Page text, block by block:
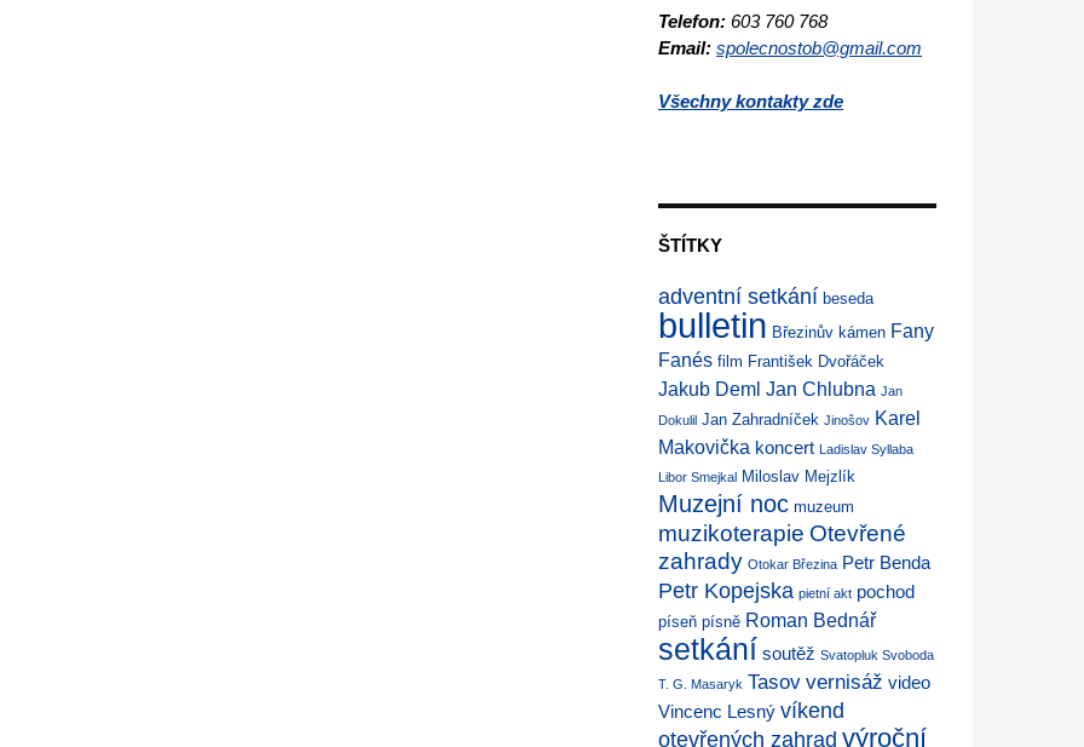
Telefon: 603 760 768
Email: spolecnostob@gmail.com
Všechny kontakty zde
ŠTÍTKY
adventní setkání beseda
bulletin Březinův kámen Fany
Fanés film František Dvořáček
Jakub Deml Jan Chlubna Jan
Dokulil Jan Zahradníček Jinošov Karel
Makovička koncert Ladislav Syllaba
Libor Smejkal Miloslav Mejzlík
Muzejní noc muzeum
muzikoterapie Otevřené
zahrady Otokar Březina Petr Benda
Petr Kopejska pietní akt pochod
píseň písně Roman Bednář
setkání soutěž Svatopluk Svoboda
T. G. Masaryk Tasov vernisáž video
Vincenc Lesný víkend
otevřených zahrad výroční